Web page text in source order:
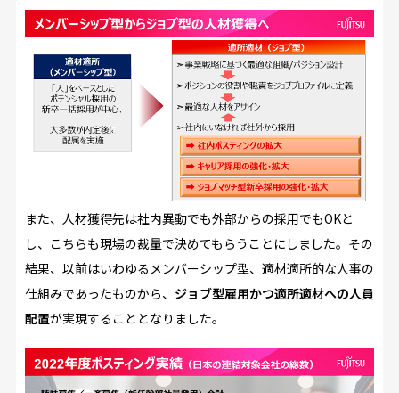
また、人材獲得先は社内異動でも外部からの採用でもOKと
し、こちらも現場の裁量で決めてもらうことにしました。その
結果、以前はいわゆるメンバーシップ型、適材適所的な人事の
仕組みであったものから、 ジョブ型雇用かつ適所適材への人員
配置が実現することとなりました。